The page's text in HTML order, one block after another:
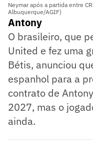
Neymar após a partida entre
Albuquerque/AGIF)
Antony
O brasileiro, que
United e fez uma
Bétis, anunciou
espanhol para a
contrato de
2027, mas o
ainda.